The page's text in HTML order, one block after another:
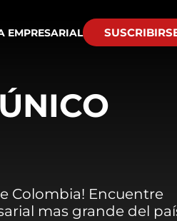
EMPRESARIAL
Colombia! Encuentre
mas grande del